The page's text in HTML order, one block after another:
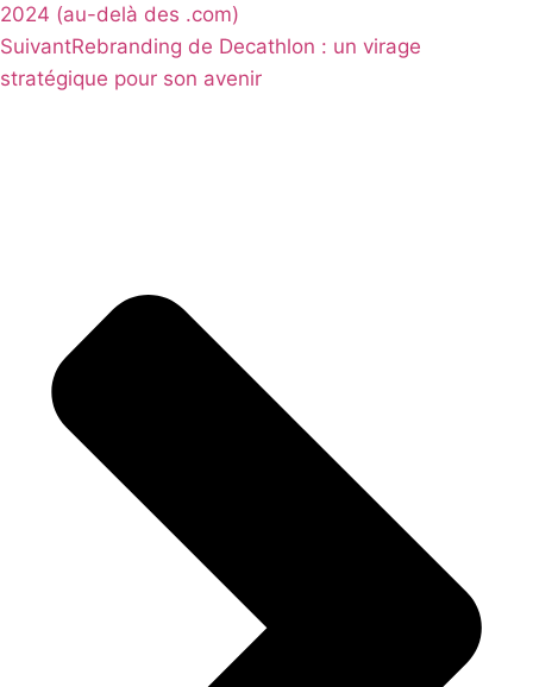
2024 (au-delà des .com)
SuivantRebranding de Decathlon : un virage
stratégique pour son avenir